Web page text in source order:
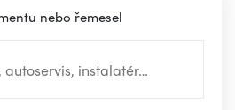
nebo řemesel